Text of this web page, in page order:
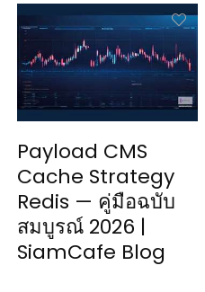
Payload CMS
Cache Strategy
Redis — คู่มือฉบับ
สมบูรณ์ 2026 |
SiamCafe Blog